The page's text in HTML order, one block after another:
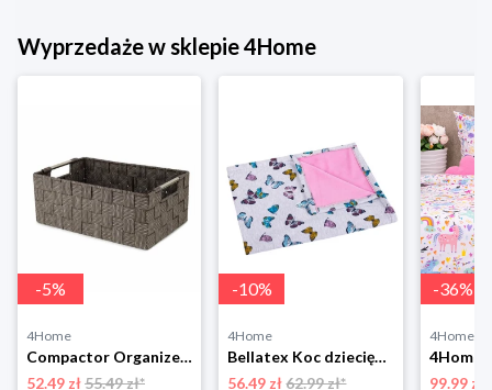
Wyprzedaże w sklepie 4Home
-5%
4Home
Compactor Organizer do przechowywania Toronto, 30 x 20 x 12 cm, ciemnobrązowy
52.49 zł55.49 zł*
-10%
4Home
Bellatex Koc dziecięcy Bára Butterfly różowy, 75 x 100 cm
56.49 zł 62.99 zł*
-36%
4Home
99.99 zł